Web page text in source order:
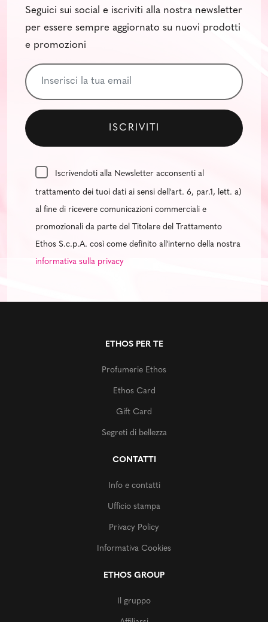
Seguici sui social e iscriviti alla nostra newsletter
per essere sempre aggiornato su nuovi prodotti
e promozioni
Iscrivendoti alla Newsletter acconsenti al
trattamento dei tuoi dati ai sensi dell'art. 6, par.1, lett. a)
al fine di ricevere comunicazioni commerciali e
promozionali da parte del Titolare del Trattamento
Ethos S.c.p.A. così come definito all'interno della nostra
informativa sulla privacy
ETHOS PER TE
Profumerie Ethos
Ethos Card
Gift Card
Segreti di bellezza
CONTATTI
Info e contatti
Ufficio stampa
Privacy Policy
Informativa Cookies
ETHOS GROUP
Il gruppo